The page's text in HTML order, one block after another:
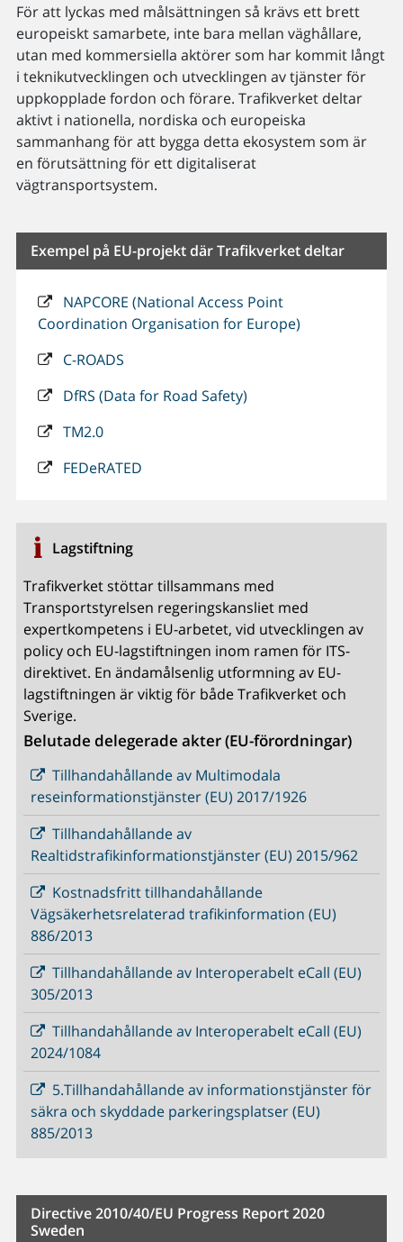
För att lyckas med målsättningen så krävs ett brett
europeiskt samarbete, inte bara mellan väghållare,
utan med kommersiella aktörer som har kommit långt
i teknikutvecklingen och utvecklingen av tjänster för
uppkopplade fordon och förare. Trafikverket deltar
aktivt i nationella, nordiska och europeiska
sammanhang för att bygga detta ekosystem som är
en förutsättning för ett digitaliserat
vägtransportsystem.
Exempel på EU-projekt där Trafikverket deltar
NAPCORE (National Access Point
Coordination Organisation for Europe)
C-ROADS
DfRS (Data for Road Safety)
TM2.0
FEDeRATED
Lagstiftning
Trafikverket stöttar tillsammans med
Transportstyrelsen regeringskansliet med
expertkompetens i EU-arbetet, vid utvecklingen av
policy och EU-lagstiftningen inom ramen för ITS-
direktivet. En ändamålsenlig utformning av EU-
lagstiftningen är viktig för både Trafikverket och
Sverige.
Belutade delegerade akter (EU-förordningar)
Tillhandahållande av Multimodala
reseinformationstjänster (EU) 2017/1926
Tillhandahållande av
Realtidstrafikinformationstjänster (EU) 2015/962
Kostnadsfritt tillhandahållande
Vägsäkerhetsrelaterad trafikinformation (EU)
886/2013
Tillhandahållande av Interoperabelt eCall (EU)
305/2013
Tillhandahållande av Interoperabelt eCall (EU)
2024/1084
5.Tillhandahållande av informationstjänster för
säkra och skyddade parkeringsplatser (EU)
885/2013
Directive 2010/40/EU Progress Report 2020
Sweden